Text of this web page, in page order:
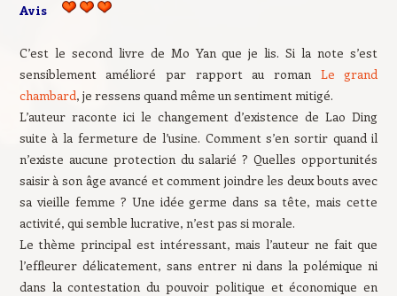
Avis
C’est le second livre de Mo Yan que je lis. Si la note s’est
sensiblement amélioré par rapport au roman Le grand
chambard, je ressens quand même un sentiment mitigé.
L’auteur raconte ici le changement d’existence de Lao Ding
suite à la fermeture de l’usine. Comment s’en sortir quand il
n’existe aucune protection du salarié ? Quelles opportunités
saisir à son âge avancé et comment joindre les deux bouts avec
sa vieille femme ? Une idée germe dans sa tête, mais cette
activité, qui semble lucrative, n’est pas si morale.
Le thème principal est intéressant, mais l’auteur ne fait que
l’effleurer délicatement, sans entrer ni dans la polémique ni
dans la contestation du pouvoir politique et économique en